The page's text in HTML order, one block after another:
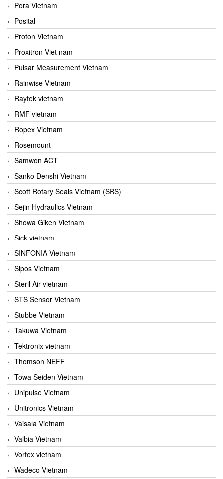
Pora Vietnam
Posital
Proton Vietnam
Proxitron Viet nam
Pulsar Measurement Vietnam
Rainwise Vietnam
Raytek vietnam
RMF vietnam
Ropex Vietnam
Rosemount
Samwon ACT
Sanko Denshi Vietnam
Scott Rotary Seals Vietnam (SRS)
Sejin Hydraulics Vietnam
Showa Giken Vietnam
Sick vietnam
SINFONIA Vietnam
Sipos Vietnam
Steril Air vietnam
STS Sensor Vietnam
Stubbe Vietnam
Takuwa Vietnam
Tektronix vietnam
Thomson NEFF
Towa Seiden Vietnam
Unipulse Vietnam
Unitronics Vietnam
Vaisala Vietnam
Valbia Vietnam
Vortex vietnam
Wadeco Vietnam